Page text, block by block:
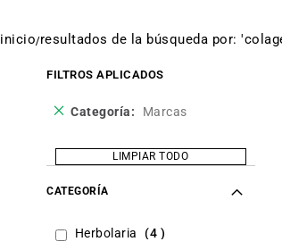
inicio resultados de la búsqueda por:
FILTROS APLICADOS
Categoría Marcas
Eliminar
producto
LIMPIAR TODO
CATEGORÍA
Herbolaria 4 items